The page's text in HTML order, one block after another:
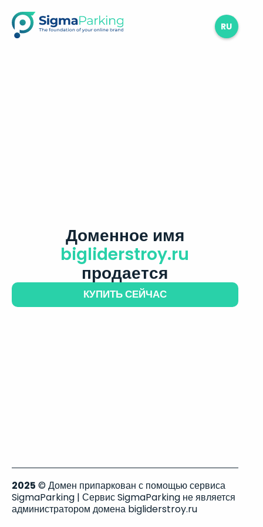
RU
Доменное имя
bigliderstroy.ru
продается
КУПИТЬ СЕЙЧАС
2025 © Домен припаркован с помощью сервиса
SigmaParking | Сервис SigmaParking не является
администратором домена bigliderstroy.ru